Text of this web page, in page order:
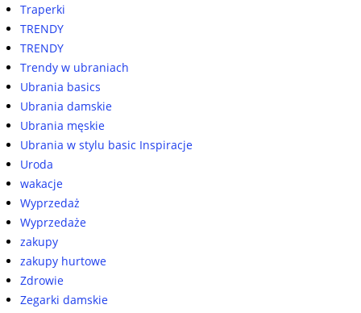
Traperki
TRENDY
TRENDY
Trendy w ubraniach
Ubrania basics
Ubrania damskie
Ubrania męskie
Ubrania w stylu basic Inspiracje
Uroda
wakacje
Wyprzedaż
Wyprzedaże
zakupy
zakupy hurtowe
Zdrowie
Zegarki damskie